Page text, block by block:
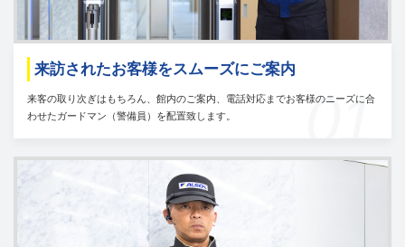
01
来訪されたお客様をスムーズにご案内
来客の取り次ぎはもちろん、館内のご案内、電話対応までお客様のニーズに合
わせたガードマン（警備員）を配置致します。